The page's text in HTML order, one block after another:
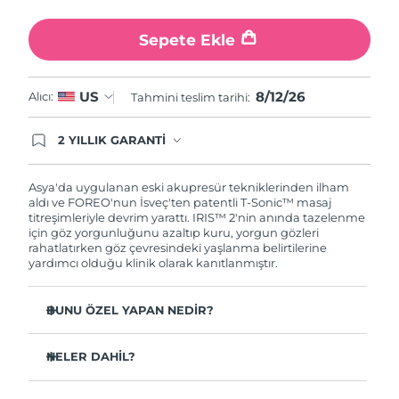
Sepete Ekle
Alıcı: US Tahmini teslim tarihi: 8/12/26
2 YILLIK GARANTİ
korunmaktadır. Cihazınızla ilgili herhangi bir
şikayet, arıza durumunda Garanti Belgesinde yer
alan servisimize ve merkez ofis adresimize
ürününüzü teslim edebilirsiniz. Ürününüzle
alakalı sorun tespit edildiğinde yeni bir ürünle
değişimi sağlanmakta ve adresinize
Asya'da uygulanan eski akupresür tekniklerinden ilham
aldı ve FOREO'nun İsveç'ten patentli T-Sonic™ masaj
titreşimleriyle devrim yarattı. IRIS™ 2'nin anında tazelenme
için göz yorgunluğunu azaltıp kuru, yorgun gözleri
rahatlatırken göz çevresindeki yaşlanma belirtilerine
yardımcı olduğu klinik olarak kanıtlanmıştır.
BUNU ÖZEL YAPAN NEDİR?
oftalmolog onaylıdır.
Göz altı torbalarını azaltmada 3,5 kat daha etkili*
NELER DAHİL?
Türkiye
Birleşik Arap
Emirlikleri
Birleşik Krallık Tahmini teslim tarihi8/11/26
Amerika Birleşik
Devletleri
Tahmini teslim tarihi8/12/26
Özbekistan Tahmini teslim tarihi8/16/26
Vietnam Tahmini teslim tarihi